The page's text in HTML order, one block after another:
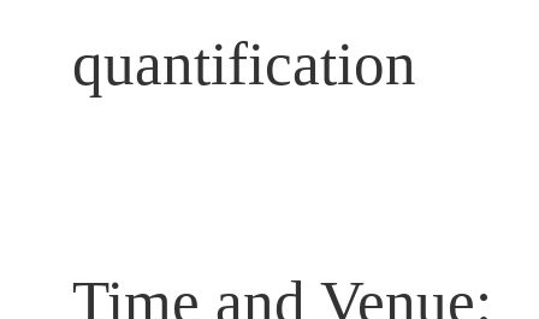
quantification
Time and Venue: